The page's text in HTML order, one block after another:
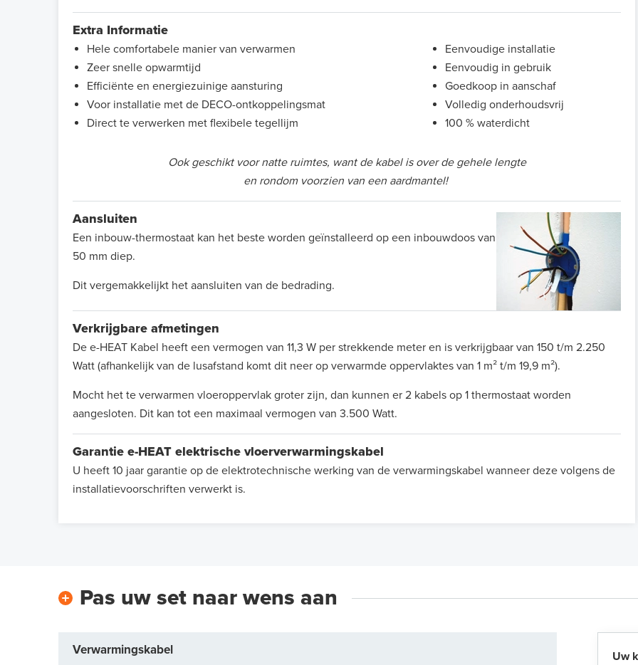
Extra Informatie
Hele comfortabele manier van verwarmen
Zeer snelle opwarmtijd
Efficiënte en energiezuinige aansturing
Voor installatie met de DECO-ontkoppelingsmat
Direct te verwerken met flexibele tegellijm
Eenvoudige installatie
Eenvoudig in gebruik
Goedkoop in aanschaf
Volledig onderhoudsvrij
100 % waterdicht
Ook geschikt voor natte ruimtes, want de kabel is over de gehele lengte
en rondom voorzien van een aardmantel!
Aansluiten
Een inbouw-thermostaat kan het beste worden geïnstalleerd op een inbouwdoos van
50 mm diep.
Dit vergemakkelijkt het aansluiten van de bedrading.
Verkrijgbare afmetingen
De e-HEAT Kabel heeft een vermogen van 11,3 W per strekkende meter en is verkrijgbaar van 150 t/m 2.250
Watt (afhankelijk van de lusafstand komt dit neer op verwarmde oppervlaktes van 1 m² t/m 19,9 m²).
Mocht het te verwarmen vloeroppervlak groter zijn, dan kunnen er 2 kabels op 1 thermostaat worden
aangesloten. Dit kan tot een maximaal vermogen van 3.500 Watt.
Garantie e-HEAT elektrische vloerverwarmingskabel
U heeft 10 jaar garantie op de elektrotechnische werking van de verwarmingskabel wanneer deze volgens de
installatievoorschriften verwerkt is.
Pas uw set naar wens aan
Verwarmingskabel Uw